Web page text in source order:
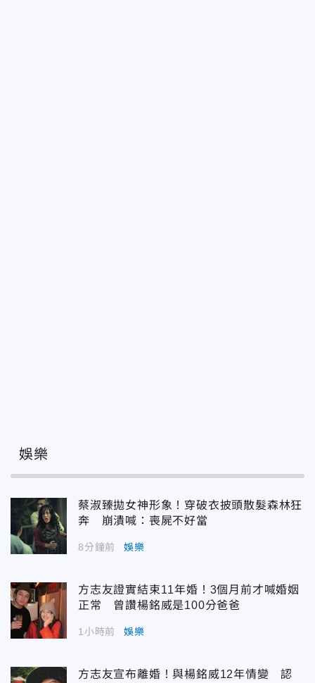
娛樂
蔡淑臻拋女神形象！穿破衣披頭散髮森林狂
奔 崩潰喊：喪屍不好當
8分鐘前 娛樂
方志友證實結束11年婚！3個月前才喊婚姻
正常 曾讚楊銘威是100分爸爸
1小時前 娛樂
方志友宣布離婚！與楊銘威12年情變 認